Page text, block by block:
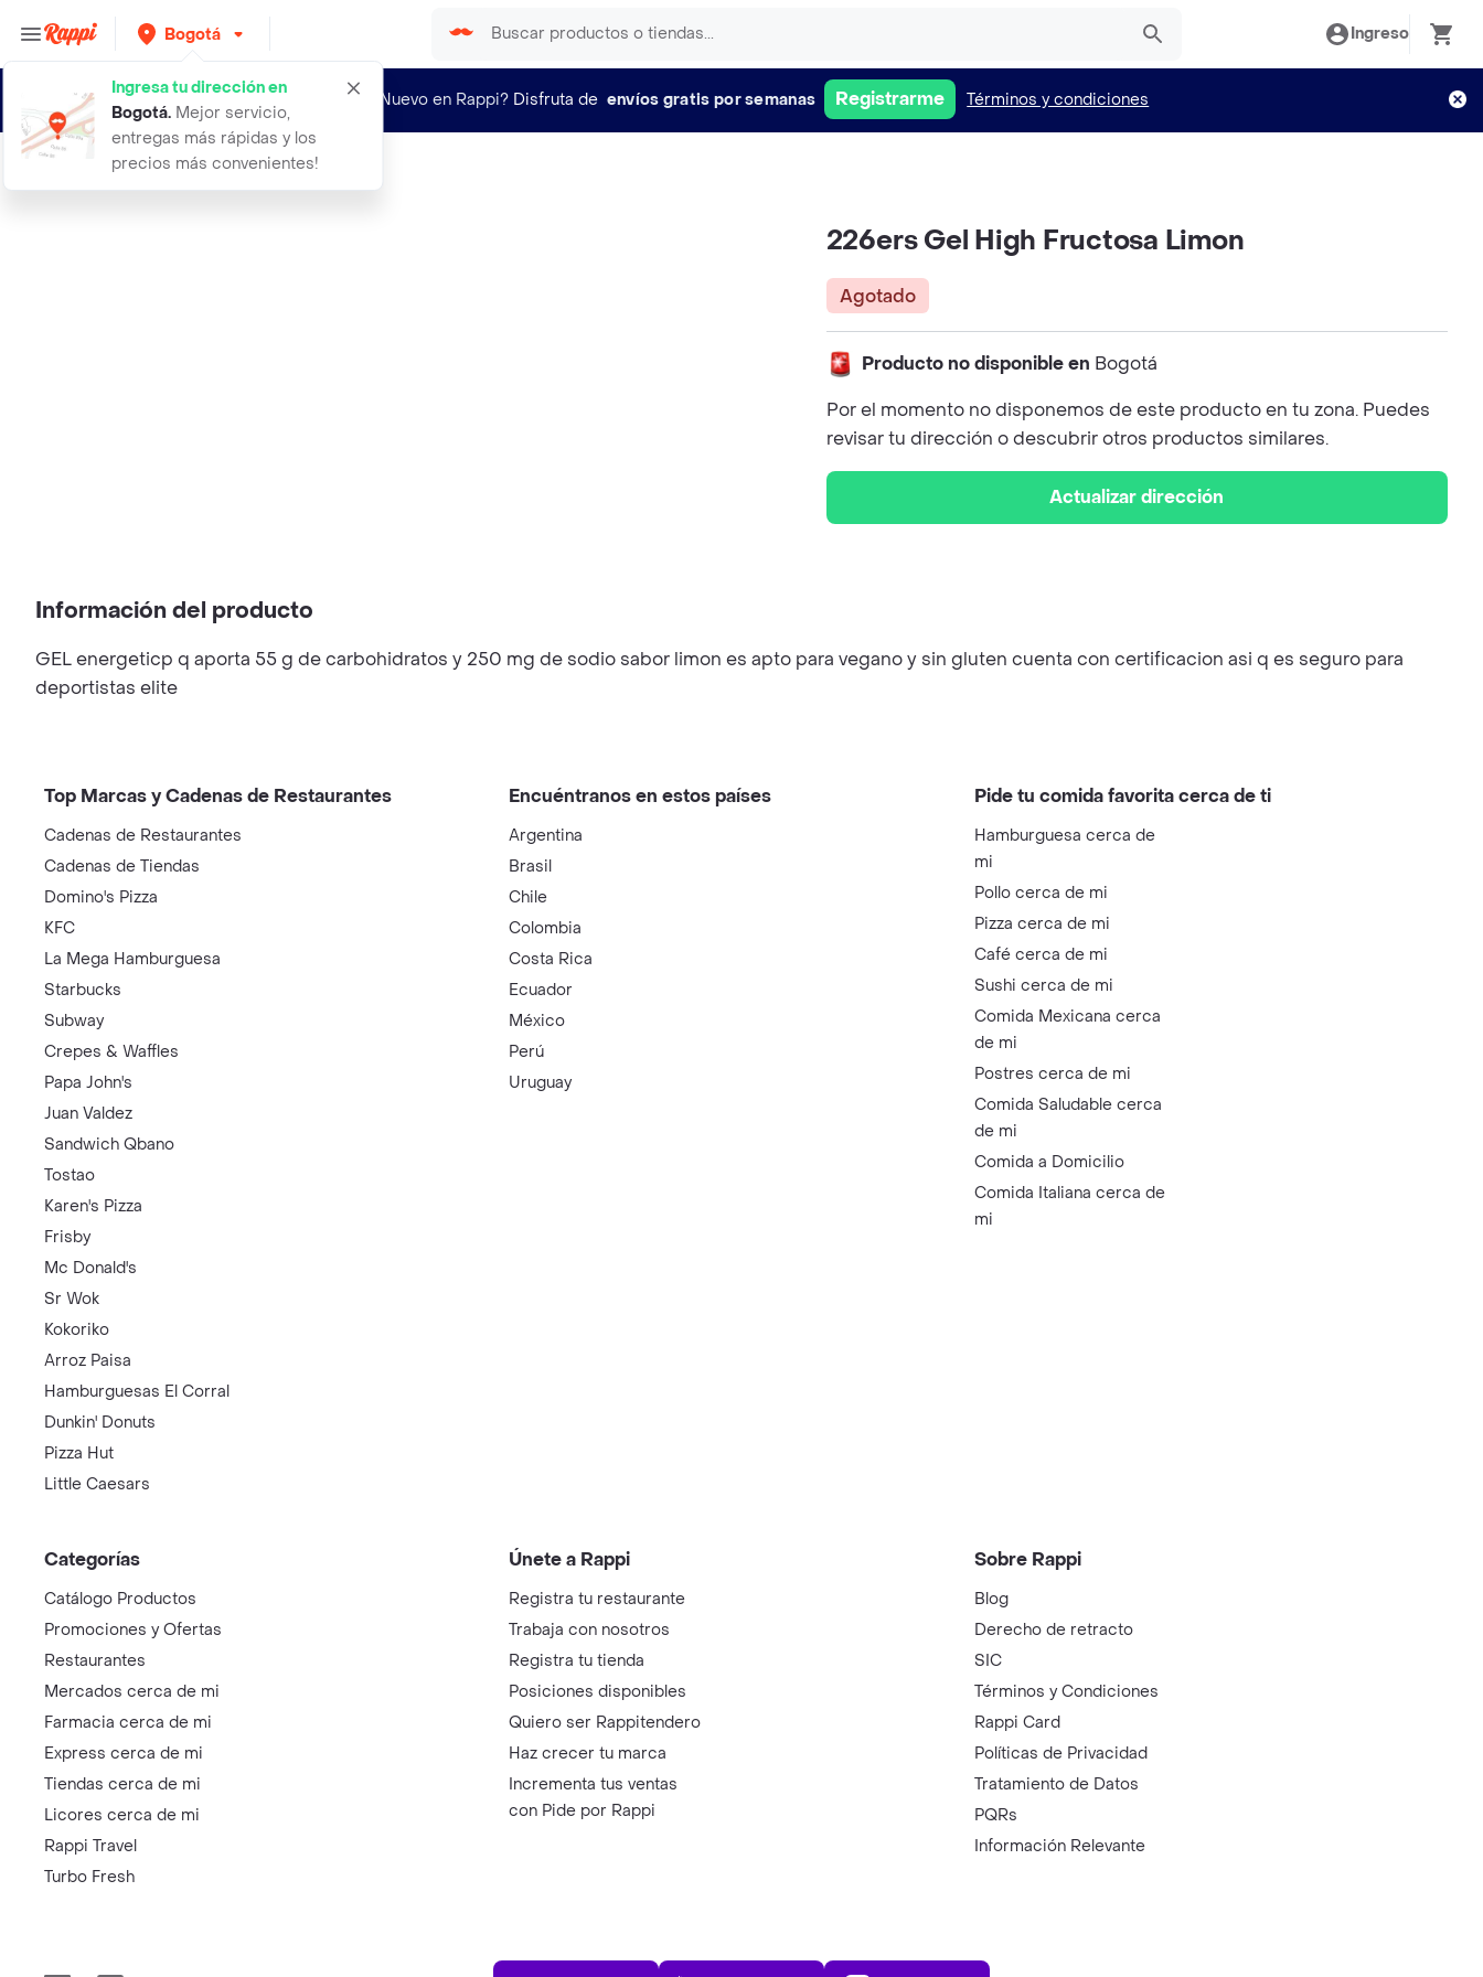
Bogotá
Ingresa tu dirección en
Bogotá. Mejor servicio,
entregas más rápidas y los
precios más convenientes!
Ingreso
¿Nuevo en Rappi? Disfruta de envíos gratis por semanas Registrarme Términos y condiciones
226ers gel high fructosa limon
226ers Gel High Fructosa Limon
Agotado
Producto no disponible en Bogotá
Por el momento no disponemos de este producto en tu zona. Puedes
revisar tu dirección o descubrir otros productos similares.
Actualizar dirección
Información del producto
GEL energeticp q aporta 55 g de carbohidratos y 250 mg de sodio sabor limon es apto para vegano y sin gluten cuenta con certificacion asi q es seguro para
deportistas elite
Top Marcas y Cadenas de Restaurantes
Cadenas de Restaurantes
Cadenas de Tiendas
Domino's Pizza
KFC
La Mega Hamburguesa
Starbucks
Subway
Crepes & Waffles
Papa John's
Juan Valdez
Sandwich Qbano
Tostao
Karen's Pizza
Frisby
Mc Donald's
Sr Wok
Kokoriko
Arroz Paisa
Hamburguesas El Corral
Dunkin' Donuts
Pizza Hut
Little Caesars
Encuéntranos en estos países
Argentina
Brasil
Chile
Colombia
Costa Rica
Ecuador
México
Perú
Uruguay
Pide tu comida favorita cerca de ti
Hamburguesa cerca de
mi
Pollo cerca de mi
Pizza cerca de mi
Café cerca de mi
Sushi cerca de mi
Comida Mexicana cerca
de mi
Postres cerca de mi
Comida Saludable cerca
de mi
Comida a Domicilio
Comida Italiana cerca de
mi
Categorías
Catálogo Productos
Promociones y Ofertas
Restaurantes
Mercados cerca de mi
Farmacia cerca de mi
Express cerca de mi
Tiendas cerca de mi
Licores cerca de mi
Rappi Travel
Turbo Fresh
Únete a Rappi
Registra tu restaurante
Trabaja con nosotros
Registra tu tienda
Posiciones disponibles
Quiero ser Rappitendero
Haz crecer tu marca
Incrementa tus ventas
con Pide por Rappi
Sobre Rappi
Blog
Derecho de retracto
SIC
Términos y Condiciones
Rappi Card
Políticas de Privacidad
Tratamiento de Datos
PQRs
Información Relevante
App Store Play Store AppGallery